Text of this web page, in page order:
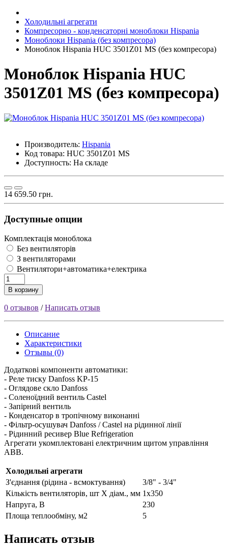
Холодильні агрегати
Компресорно - конденсаторні моноблоки Hispania
Моноблоки Hispania (без компресора)
Моноблок Hispania HUC 3501Z01 MS (без компресора)
Моноблок Hispania HUC
3501Z01 MS (без компресора)
Производитель: Hispania
Код товара: HUC 3501Z01 MS
Доступность: На складе
14 659.50 грн.
Доступные опции
Комплектація моноблока
Без вентиляторів
З вентиляторами
Вентилятори+автоматика+електрика
В корзину
0 отзывов /Написать отзыв
Описание
Характеристики
Отзывы (0)
Додаткові компоненти автоматики:
- Реле тиску Danfoss KP-15
- Оглядове скло Danfoss
- Соленоїдний вентиль Castel
- Запірний вентиль
- Конденсатор в тропічному виконанні
- Фільтр-осушувач Danfoss / Castel на рідинної лінії
- Рідинний ресивер Blue Refrigeration
Агрегати укомплектовані електричним щитом управління
ABB.
Холодильні агрегати
З'єднання (рідина - всмоктування)
3/8" - 3/4"
Кількість вентиляторів, шт Х діам., мм 1х350
Напруга, В
230
Площа теплообміну, м2
5
Написать отзыв